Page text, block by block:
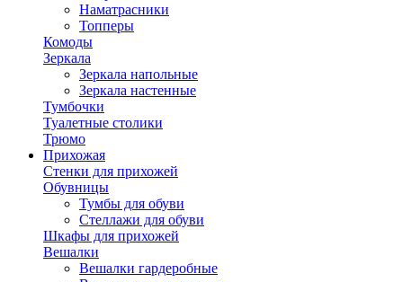
Наматрасники
Топперы
Комоды
Зеркала
Зеркала напольные
Зеркала настенные
Тумбочки
Туалетные столики
Трюмо
Прихожая
Стенки для прихожей
Обувницы
Тумбы для обуви
Стеллажи для обуви
Шкафы для прихожей
Вешалки
Вешалки гардеробные